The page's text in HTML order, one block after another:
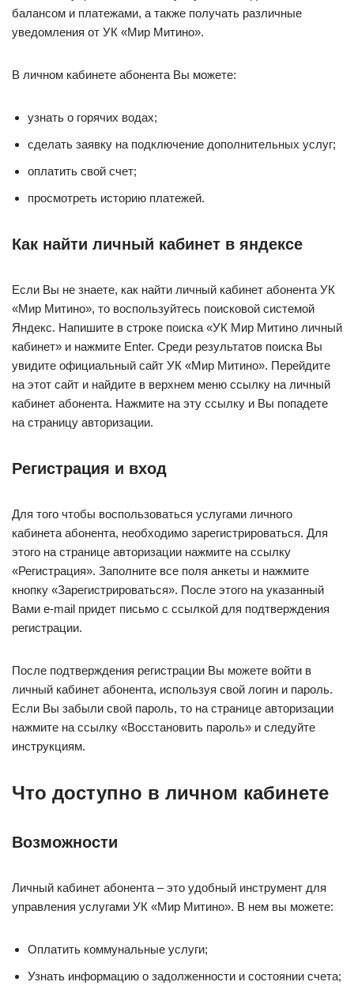
балансом и платежами, а также получать различные
уведомления от УК «Мир Митино».
В личном кабинете абонента Вы можете:
узнать о горячих водах;
сделать заявку на подключение дополнительных услуг;
оплатить свой счет;
просмотреть историю платежей.
Как найти личный кабинет в яндексе
Если Вы не знаете, как найти личный кабинет абонента УК
«Мир Митино», то воспользуйтесь поисковой системой
Яндекс. Напишите в строке поиска «УК Мир Митино личный
кабинет» и нажмите Enter. Среди результатов поиска Вы
увидите официальный сайт УК «Мир Митино». Перейдите
на этот сайт и найдите в верхнем меню ссылку на личный
кабинет абонента. Нажмите на эту ссылку и Вы попадете
на страницу авторизации.
Регистрация и вход
Для того чтобы воспользоваться услугами личного
кабинета абонента, необходимо зарегистрироваться. Для
этого на странице авторизации нажмите на ссылку
«Регистрация». Заполните все поля анкеты и нажмите
кнопку «Зарегистрироваться». После этого на указанный
Вами e-mail придет письмо с ссылкой для подтверждения
регистрации.
После подтверждения регистрации Вы можете войти в
личный кабинет абонента, используя свой логин и пароль.
Если Вы забыли свой пароль, то на странице авторизации
нажмите на ссылку «Восстановить пароль» и следуйте
инструкциям.
Что доступно в личном кабинете
Возможности
Личный кабинет абонента – это удобный инструмент для
управления услугами УК «Мир Митино». В нем вы можете:
Оплатить коммунальные услуги;
Узнать информацию о задолженности и состоянии счета;